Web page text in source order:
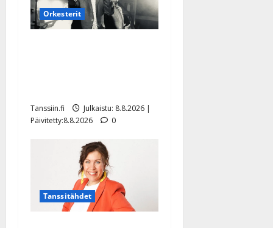
Orkesterit
Tanssiin.fi
Julkaistu: 8.8.2026 |
Päivitetty:8.8.2026
0
Tanssitähdet